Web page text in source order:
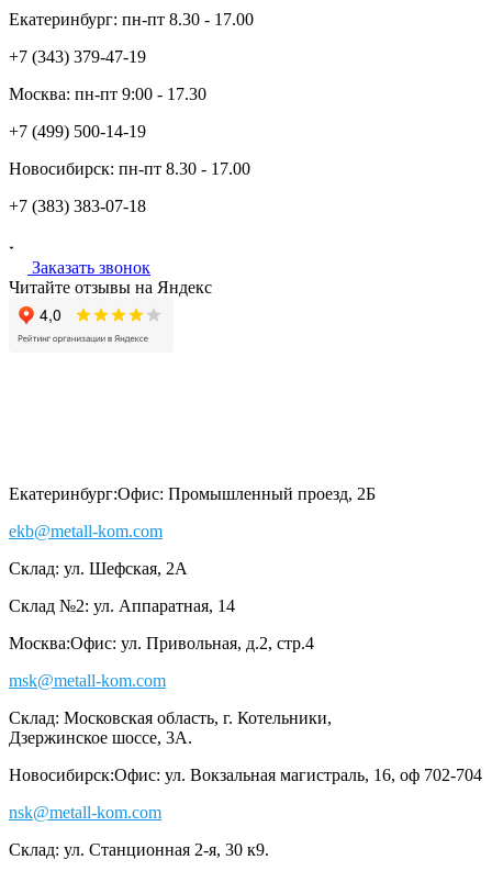
Екатеринбург: пн-пт 8.30 - 17.00
+7 (343) 379-47-19
Москва: пн-пт 9:00 - 17.30
+7 (499) 500-14-19
Новосибирск: пн-пт 8.30 - 17.00
+7 (383) 383-07-18
Заказать звонок
Читайте отзывы на Яндекс
Екатеринбург:Офис: Промышленный проезд, 2Б
ekb@metall-kom.com
Склад: ул. Шефская, 2А
Склад №2: ул. Аппаратная, 14
Москва:Офис: ул. Привольная, д.2, стр.4
msk@metall-kom.com
Склад: Московская область, г. Котельники,
Дзержинское шоссе, 3А.
Новосибирск:Офис: ул. Вокзальная магистраль, 16, оф 702-704
nsk@metall-kom.com
Склад: ул. Станционная 2-я, 30 к9.